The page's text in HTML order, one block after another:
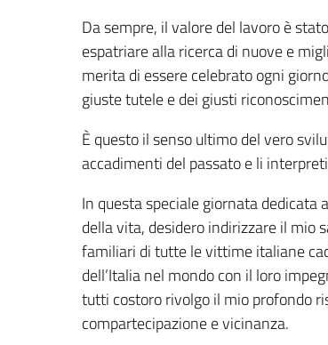
Da sempre, il valore del lavoro è
espatriare alla ricerca di nuove e
merita di essere celebrato ogni
giuste tutele e dei giusti
È questo il senso ultimo del vero
accadimenti del passato e li
In questa speciale giornata dedicata
della vita, desidero indirizzare il mio
familiari di tutte le vittime italiane
dell’Italia nel mondo con il loro
tutti costoro rivolgo il mio profondo
compartecipazione e vicinanza.